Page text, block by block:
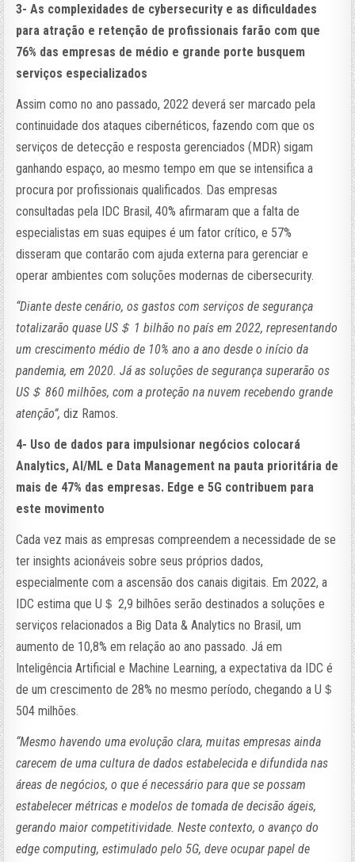
3- As complexidades de cybersecurity e as dificuldades
para atração e retenção de profissionais farão com que
76% das empresas de médio e grande porte busquem
serviços especializados
Assim como no ano passado, 2022 deverá ser marcado pela
continuidade dos ataques cibernéticos, fazendo com que os
serviços de detecção e resposta gerenciados (MDR) sigam
ganhando espaço, ao mesmo tempo em que se intensifica a
procura por profissionais qualificados. Das empresas
consultadas pela IDC Brasil, 40% afirmaram que a falta de
especialistas em suas equipes é um fator crítico, e 57%
disseram que contarão com ajuda externa para gerenciar e
operar ambientes com soluções modernas de cibersecurity.
“Diante deste cenário, os gastos com serviços de segurança
totalizarão quase US＄ 1 bilhão no país em 2022, representando
um crescimento médio de 10% ano a ano desde o início da
pandemia, em 2020. Já as soluções de segurança superarão os
US＄ 860 milhões, com a proteção na nuvem recebendo grande
atenção”, diz Ramos.
4- Uso de dados para impulsionar negócios colocará
Analytics, AI/ML e Data Management na pauta prioritária de
mais de 47% das empresas. Edge e 5G contribuem para
este movimento
Cada vez mais as empresas compreendem a necessidade de se
ter insights acionáveis sobre seus próprios dados,
especialmente com a ascensão dos canais digitais. Em 2022, a
IDC estima que U＄ 2,9 bilhões serão destinados a soluções e
serviços relacionados a Big Data & Analytics no Brasil, um
aumento de 10,8% em relação ao ano passado. Já em
Inteligência Artificial e Machine Learning, a expectativa da IDC é
de um crescimento de 28% no mesmo período, chegando a U＄
504 milhões.
“Mesmo havendo uma evolução clara, muitas empresas ainda
carecem de uma cultura de dados estabelecida e difundida nas
áreas de negócios, o que é necessário para que se possam
estabelecer métricas e modelos de tomada de decisão ágeis,
gerando maior competitividade. Neste contexto, o avanço do
edge computing, estimulado pelo 5G, deve ocupar papel de